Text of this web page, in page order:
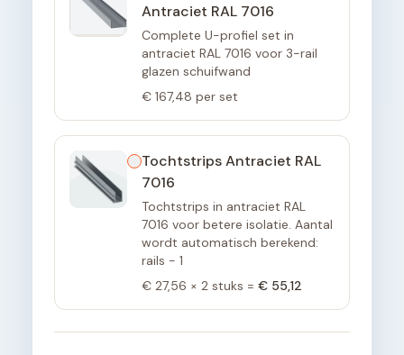
Antraciet RAL 7016
Complete U-profiel set in
antraciet RAL 7016 voor 3-rail
glazen schuifwand
€ 167,48 per set
Tochtstrips Antraciet RAL
7016
Tochtstrips in antraciet RAL
7016 voor betere isolatie. Aantal
wordt automatisch berekend:
rails - 1
€ 27,56 × 2 stuks = € 55,12